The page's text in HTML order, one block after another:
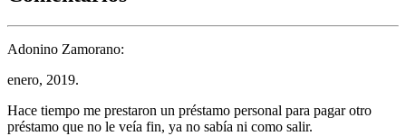
Adonino Zamorano:
enero, 2019.
Hace tiempo me prestaron un préstamo personal para pagar otro
préstamo que no le veía fin, ya no sabía ni como salir.